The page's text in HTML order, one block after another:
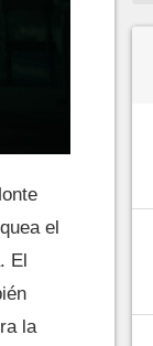
el
El
la